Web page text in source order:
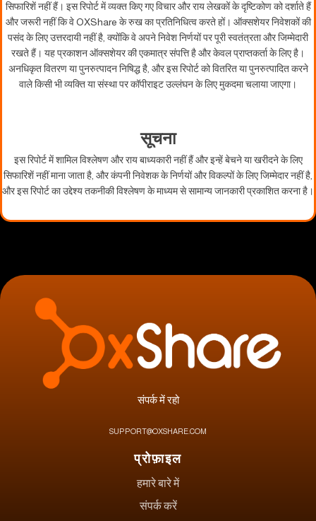
सिफारिशें नहीं हैं। इस रिपोर्ट में व्यक्त किए गए विचार और राय लेखकों के दृष्टिकोण को दर्शाते हैं
और जरूरी नहीं कि वे OXShare के रुख का प्रतिनिधित्व करते हों। ऑक्सशेयर निवेशकों की
पसंद के लिए उत्तरदायी नहीं है, क्योंकि वे अपने निवेश निर्णयों पर पूरी स्वतंत्रता और जिम्मेदारी
रखते हैं। यह प्रकाशन ऑक्सशेयर की एकमात्र संपत्ति है और केवल प्राप्तकर्ता के लिए है।
अनधिकृत वितरण या पुनरुत्पादन निषिद्ध है, और इस रिपोर्ट को वितरित या पुनरुत्पादित करने
वाले किसी भी व्यक्ति या संस्था पर कॉपीराइट उल्लंघन के लिए मुकदमा चलाया जाएगा।
सूचना
इस रिपोर्ट में शामिल विश्लेषण और राय बाध्यकारी नहीं हैं और इन्हें बेचने या खरीदने के लिए
सिफारिशें नहीं माना जाता है, और कंपनी निवेशक के निर्णयों और विकल्पों के लिए जिम्मेदार नहीं है,
और इस रिपोर्ट का उद्देश्य तकनीकी विश्लेषण के माध्यम से सामान्य जानकारी प्रकाशित करना है।
संपर्क में रहो
SUPPORT@OXSHARE.COM
प्रोफ़ाइल
हमारे बारे में
संपर्क करें